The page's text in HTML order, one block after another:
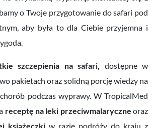
o Twoje przygotowanie do safari pod
aby była to dla Ciebie przyjemna i
szczepienia na safari, dostępne w
pakietach oraz solidną porcję wiedzy na
podczas wyprawy. W TropicalMed
receptę na leki przeciwmalaryczne oraz
książeczki w razie podróży do kraju z